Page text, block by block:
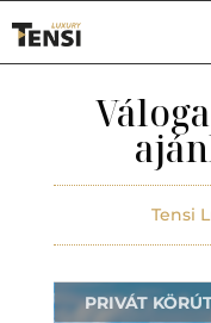
Tensi
PRIVÁT